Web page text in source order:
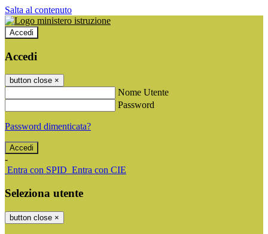
Salta al contenuto
Accedi
Accedi
button close ×
Nome Utente
Password
Password dimenticata?
-
Entra con SPID Entra con CIE
Seleziona utente
button close ×